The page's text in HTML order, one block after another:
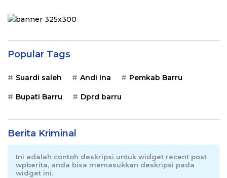
Popular Tags
Suardi saleh Andi Ina Pemkab Barru
Bupati Barru Dprd barru
Berita Kriminal
Ini adalah contoh deskripsi untuk widget recent post
wpberita, anda bisa memasukkan deskripsi pada
widget ini.